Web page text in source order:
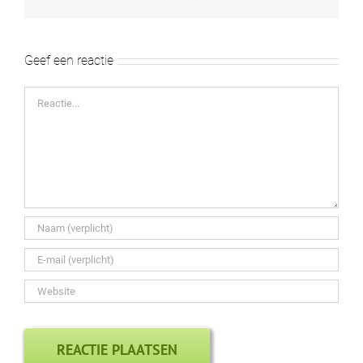
Geef een reactie